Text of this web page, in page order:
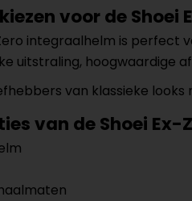
voor de Shoei
integraalhelm is perfect
uitstraling, hoogwaardige
van klassieke
van de Shoei